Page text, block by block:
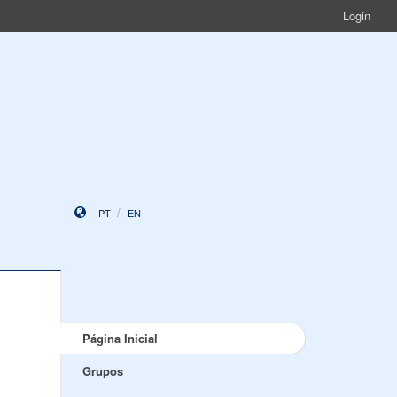
Login
PT EN
Página Inicial
Grupos